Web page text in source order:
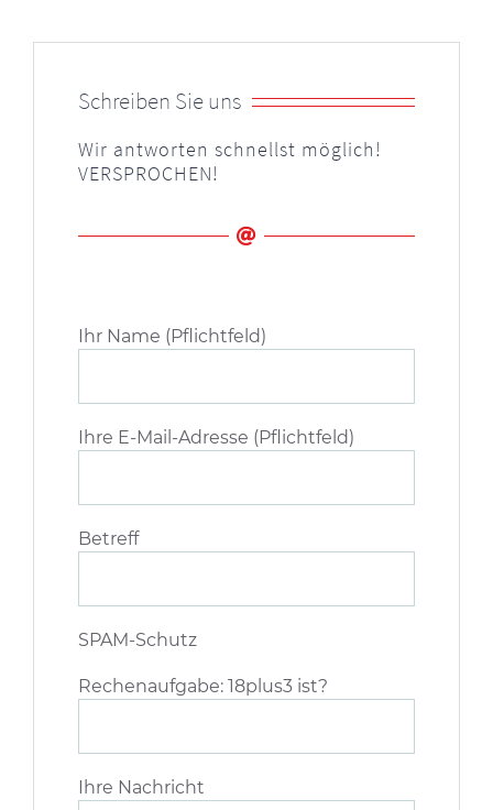
Schreiben Sie uns
Wir antworten schnellst möglich!
VERSPROCHEN!
lasse
leer.
Ihr Name (Pflichtfeld)
Ihre E-Mail-Adresse (Pflichtfeld)
Betreff
SPAM-Schutz
Rechenaufgabe: 18plus3 ist?
Ihre Nachricht